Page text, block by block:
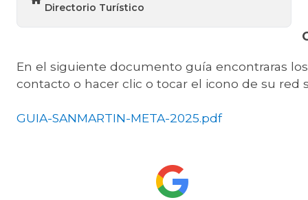
Directorio Turístico
En el siguiente documento guía encontraras
contacto o hacer clic o tocar el icono de su red
GUIA-SANMARTIN-META-2025.pdf